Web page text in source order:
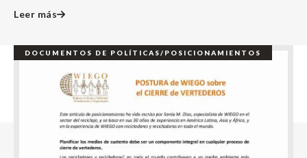
Leer más
DOCUMENTOS DE POLÍTICAS/POSICIONAMIENTOS